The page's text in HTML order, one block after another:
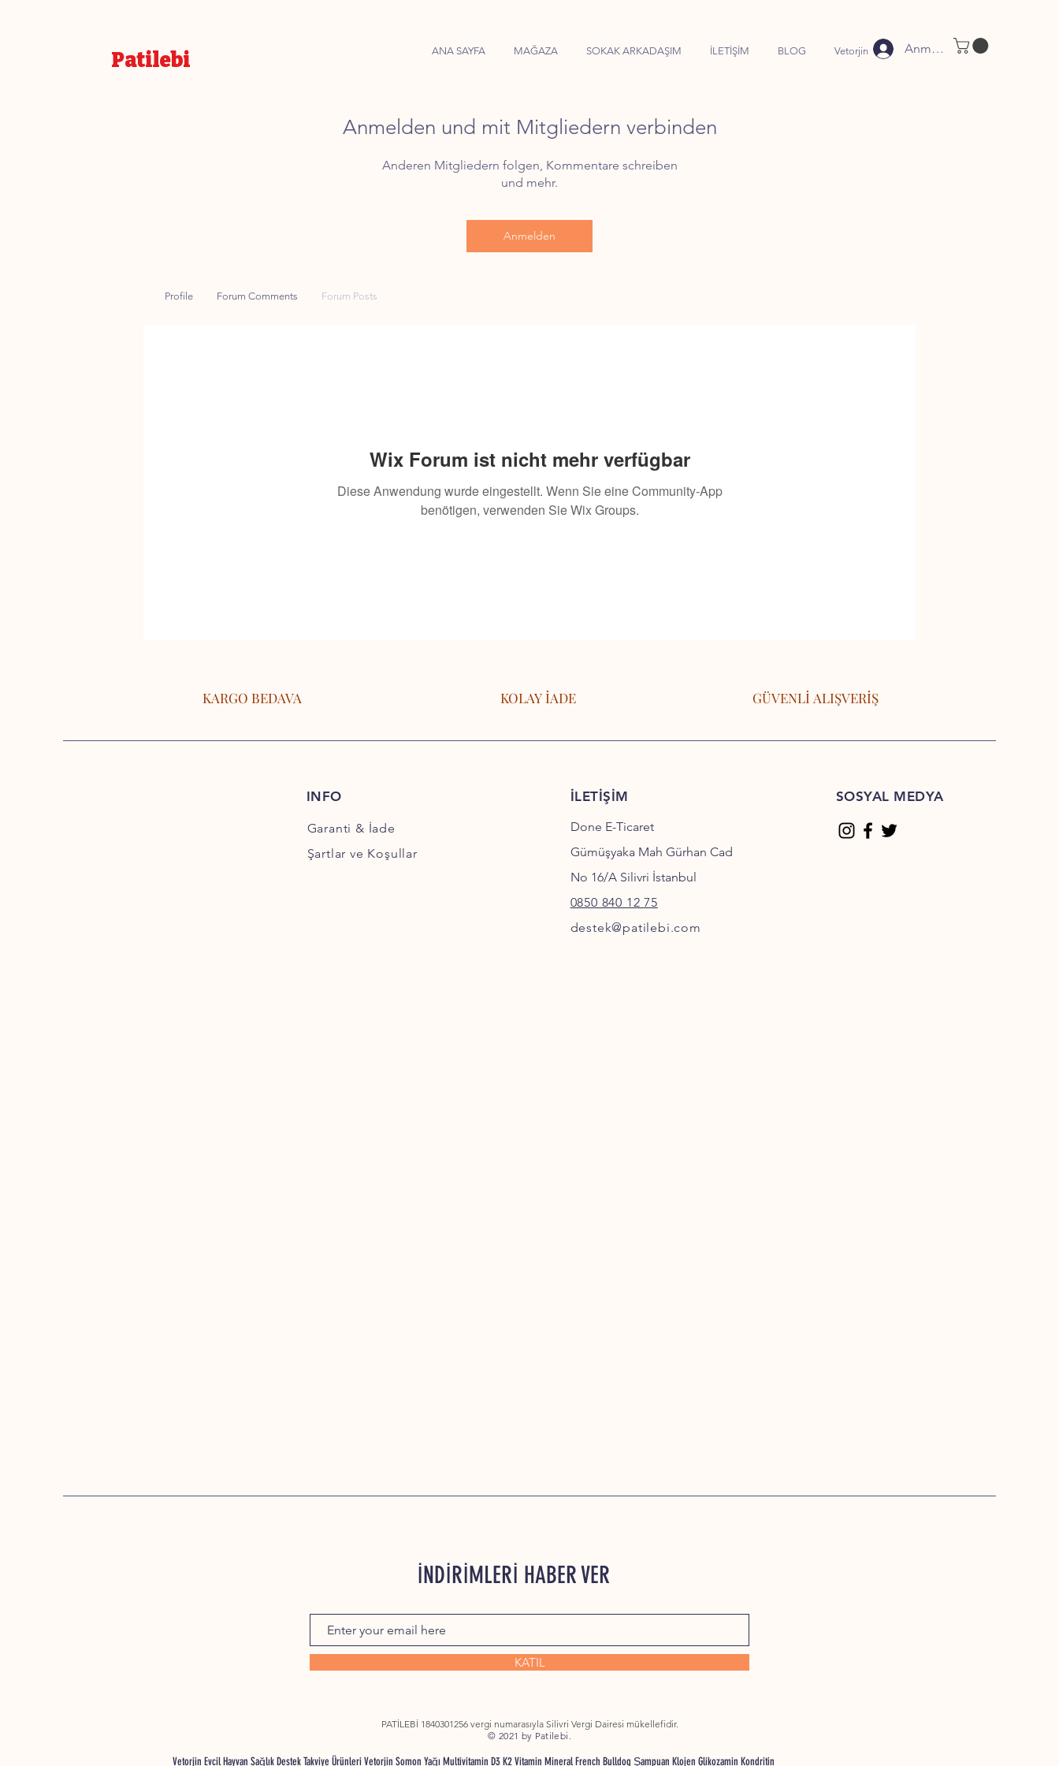
Patilebi ANA SAYFA MAĞAZA SOKAK ARKADAŞIM İLETİŞİM BLOG Vetorjin Anmelden
Wix Forum ist nicht mehr verfügbar
Diese Anwendung wurde eingestellt. Wenn Sie eine Community-App
benötigen, verwenden Sie Wix Groups.
Anmelden und mit Mitgliedern verbinden
Anderen Mitgliedern folgen, Kommentare schreiben
und mehr.
Anmelden
Profile Forum Comments Forum Posts
KARGO BEDAVA KOLAY İADE GÜVENLİ ALIŞVERİŞ
INFO
Garanti & İade
Şartlar ve Koşullar
İLETİŞİM
Done E-Ticaret
Gümüşyaka Mah Gürhan Cad
No 16/A Silivri İstanbul
0850 840 12 75
destek@patilebi.com
SOSYAL MEDYA
İNDİRİMLERİ HABER VER
KATIL
PATİLEBİ 1840301256 vergi numarasıyla Silivri Vergi Dairesi mükellefidir.
© 2021 by Patilebi.
Vetorjin Evcil Hayvan Sağlık Destek Takviye Ürünleri Vetorjin Somon Yağı Multivitamin D3 K2 Vitamin Mineral French Bulldog Şampuan Klojen Glikozamin Kondritin